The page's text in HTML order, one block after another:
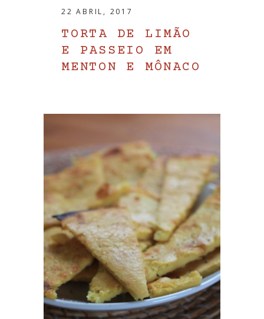
22 ABRIL, 2017
TORTA DE LIMÃO
E PASSEIO EM
MENTON E MÔNACO